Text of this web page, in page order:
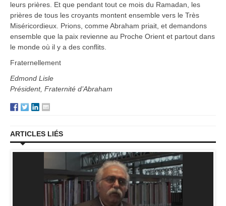
leurs prières. Et que pendant tout ce mois du Ramadan, les
prières de tous les croyants montent ensemble vers le Très
Miséricordieux. Prions, comme Abraham priait, et demandons
ensemble que la paix revienne au Proche Orient et partout dans
le monde où il y a des conflits.
Fraternellement
Edmond Lisle
Président, Fraternité d’Abraham
ARTICLES LIÉS